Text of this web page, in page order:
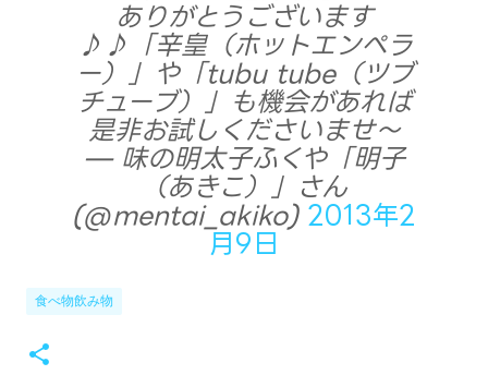
ありがとうございます
♪♪「辛皇（ホットエンペラ
ー）」や「tubu tube（ツブ
チューブ）」も機会があれば
是非お試しくださいませ〜
— 味の明太子ふくや「明子
（あきこ）」さん
(@mentai_akiko) 2013年2
月9日
食べ物飲み物